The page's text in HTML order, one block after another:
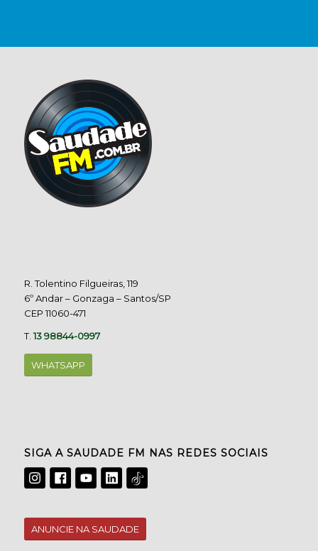
R. Tolentino Filgueiras, 119
6º Andar – Gonzaga – Santos/SP
CEP 11060-471
T.13 98844-0997
WHATSAPP
SIGA A SAUDADE FM NAS REDES SOCIAIS
ANUNCIE NA SAUDADE